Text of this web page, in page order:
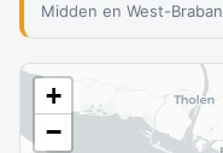
Midden en West-
+
−